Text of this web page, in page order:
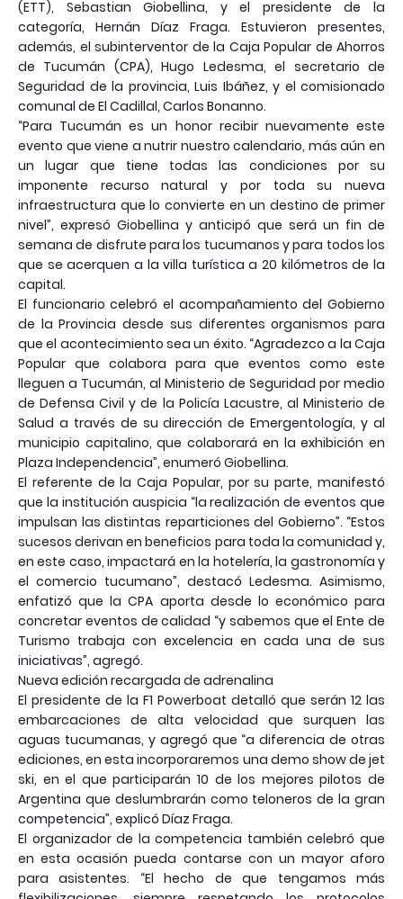
(ETT), Sebastian Giobellina, y el presidente de la
categoría, Hernán Díaz Fraga. Estuvieron presentes,
además, el subinterventor de la Caja Popular de Ahorros
de Tucumán (CPA), Hugo Ledesma, el secretario de
Seguridad de la provincia, Luis Ibáñez, y el comisionado
comunal de El Cadillal, Carlos Bonanno.
“Para Tucumán es un honor recibir nuevamente este
evento que viene a nutrir nuestro calendario, más aún en
un lugar que tiene todas las condiciones por su
imponente recurso natural y por toda su nueva
infraestructura que lo convierte en un destino de primer
nivel”, expresó Giobellina y anticipó que será un fin de
semana de disfrute para los tucumanos y para todos los
que se acerquen a la villa turística a 20 kilómetros de la
capital.
El funcionario celebró el acompañamiento del Gobierno
de la Provincia desde sus diferentes organismos para
que el acontecimiento sea un éxito. “Agradezco a la Caja
Popular que colabora para que eventos como este
lleguen a Tucumán, al Ministerio de Seguridad por medio
de Defensa Civil y de la Policía Lacustre, al Ministerio de
Salud a través de su dirección de Emergentología, y al
municipio capitalino, que colaborará en la exhibición en
Plaza Independencia”, enumeró Giobellina.
El referente de la Caja Popular, por su parte, manifestó
que la institución auspicia “la realización de eventos que
impulsan las distintas reparticiones del Gobierno”. “Estos
sucesos derivan en beneficios para toda la comunidad y,
en este caso, impactará en la hotelería, la gastronomía y
el comercio tucumano”, destacó Ledesma. Asimismo,
enfatizó que la CPA aporta desde lo económico para
concretar eventos de calidad “y sabemos que el Ente de
Turismo trabaja con excelencia en cada una de sus
iniciativas”, agregó.
Nueva edición recargada de adrenalina
El presidente de la F1 Powerboat detalló que serán 12 las
embarcaciones de alta velocidad que surquen las
aguas tucumanas, y agregó que “a diferencia de otras
ediciones, en esta incorporaremos una demo show de jet
ski, en el que participarán 10 de los mejores pilotos de
Argentina que deslumbrarán como teloneros de la gran
competencia”, explicó Díaz Fraga.
El organizador de la competencia también celebró que
en esta ocasión pueda contarse con un mayor aforo
para asistentes. “El hecho de que tengamos más